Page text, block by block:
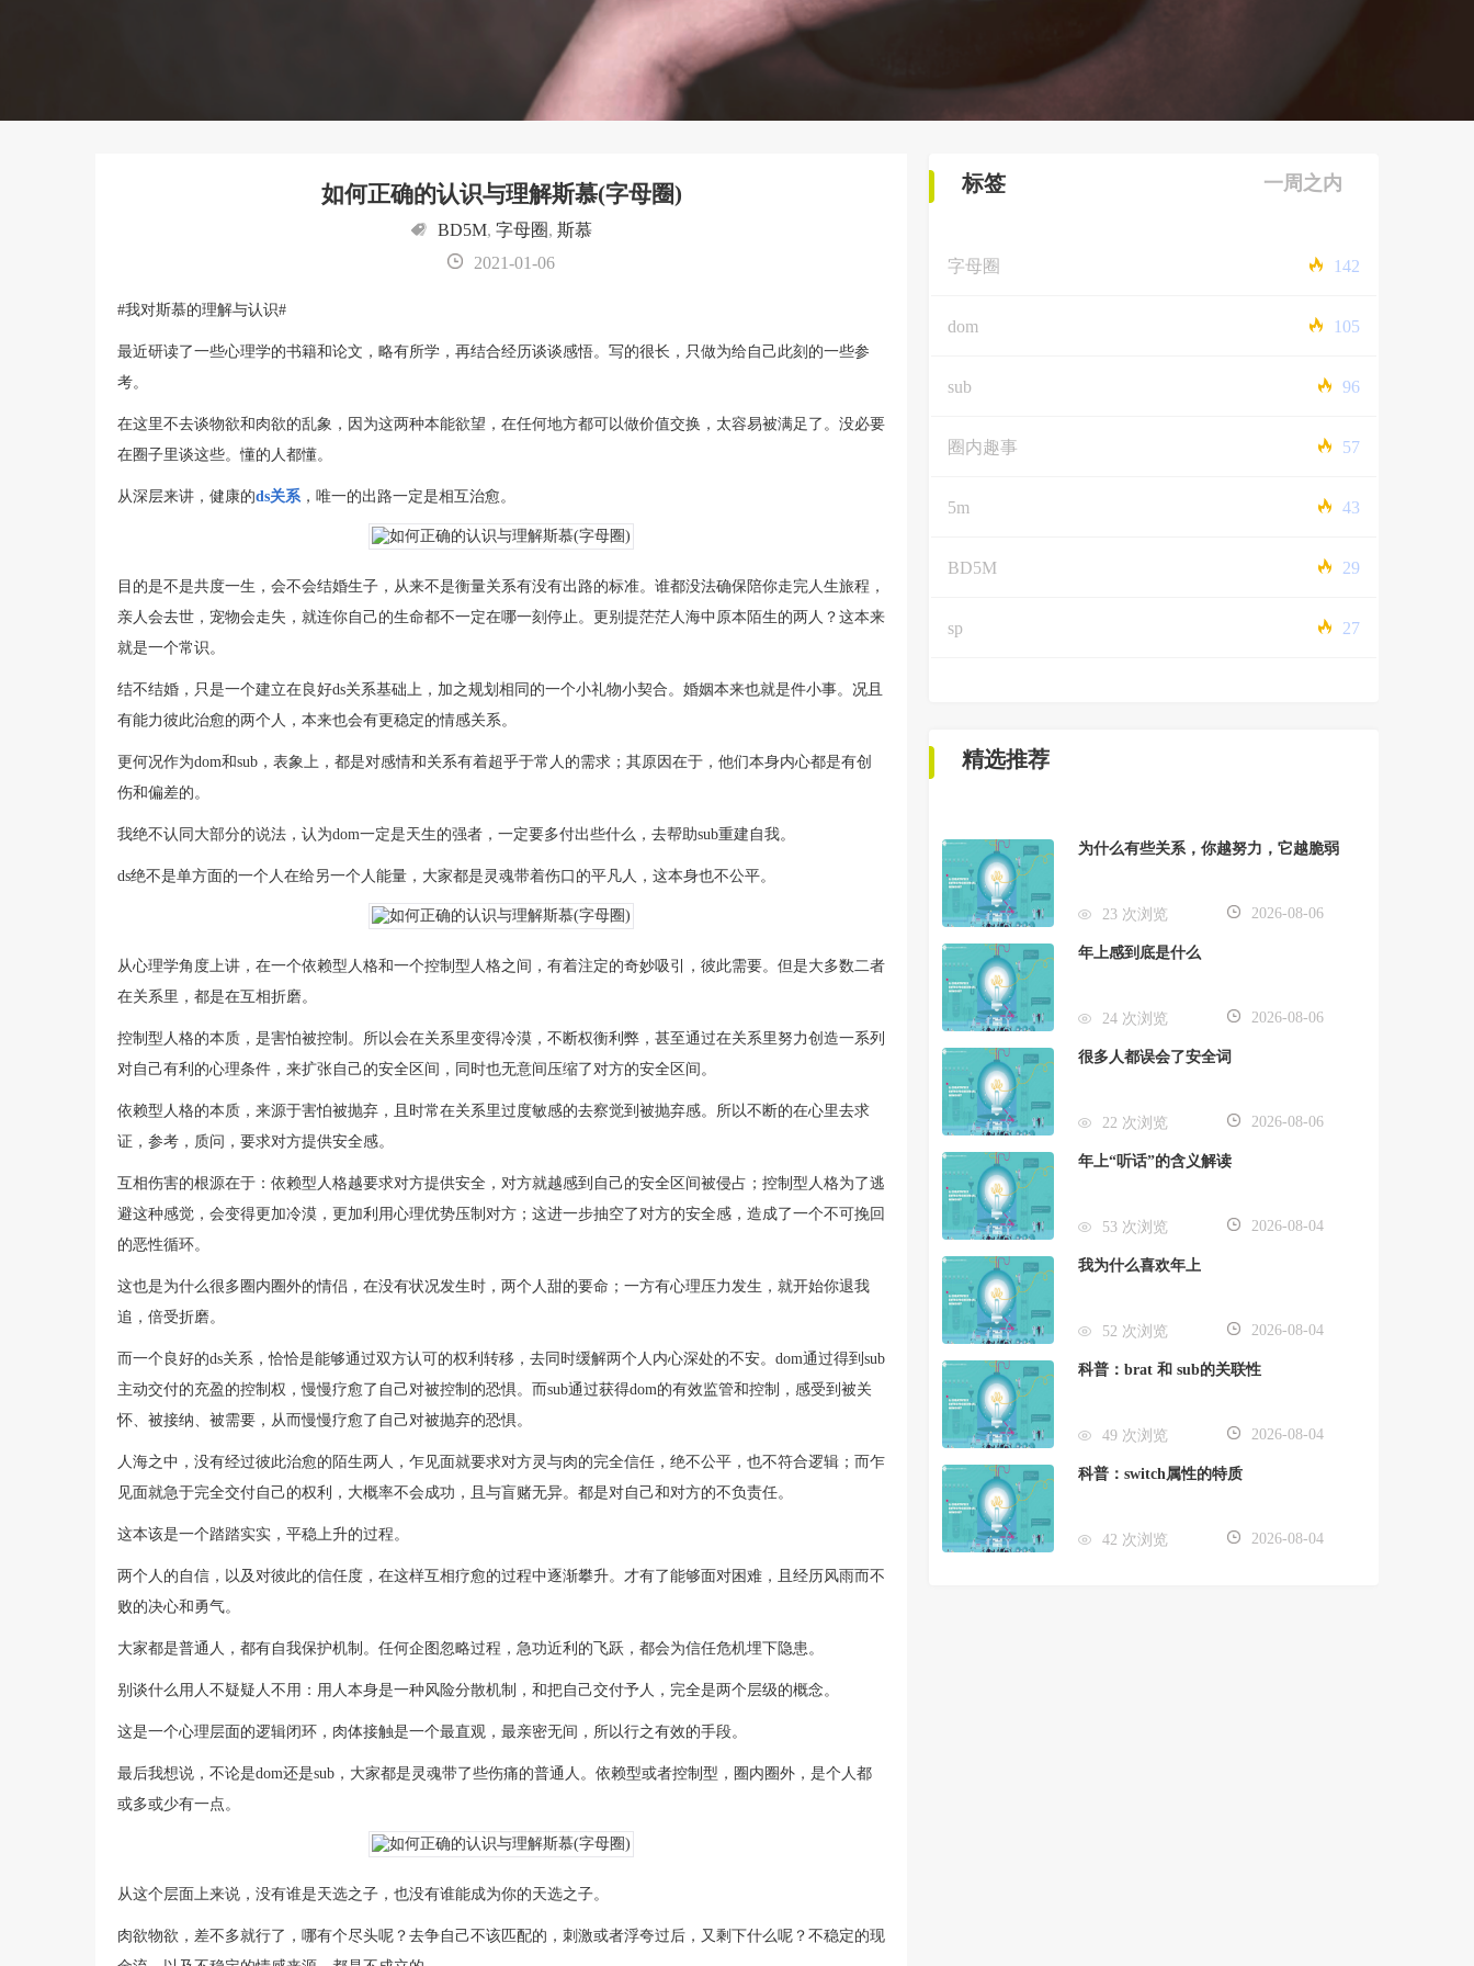
如何正确的认识与理解斯慕(字母圈)
BD5M, 字母圈, 斯慕
2021-01-06
#我对斯慕的理解与认识#
最近研读了一些心理学的书籍和论文，略有所学，再结合经历谈谈感悟。写的很长，只做为给自己此刻的一些参
考。
在这里不去谈物欲和肉欲的乱象，因为这两种本能欲望，在任何地方都可以做价值交换，太容易被满足了。没必要
在圈子里谈这些。懂的人都懂。
从深层来讲，健康的ds关系，唯一的出路一定是相互治愈。
目的是不是共度一生，会不会结婚生子，从来不是衡量关系有没有出路的标准。谁都没法确保陪你走完人生旅程，
亲人会去世，宠物会走失，就连你自己的生命都不一定在哪一刻停止。更别提茫茫人海中原本陌生的两人？这本来
就是一个常识。
结不结婚，只是一个建立在良好ds关系基础上，加之规划相同的一个小礼物小契合。婚姻本来也就是件小事。况且
有能力彼此治愈的两个人，本来也会有更稳定的情感关系。
更何况作为dom和sub，表象上，都是对感情和关系有着超乎于常人的需求；其原因在于，他们本身内心都是有创
伤和偏差的。
我绝不认同大部分的说法，认为dom一定是天生的强者，一定要多付出些什么，去帮助sub重建自我。
ds绝不是单方面的一个人在给另一个人能量，大家都是灵魂带着伤口的平凡人，这本身也不公平。
从心理学角度上讲，在一个依赖型人格和一个控制型人格之间，有着注定的奇妙吸引，彼此需要。但是大多数二者
在关系里，都是在互相折磨。
控制型人格的本质，是害怕被控制。所以会在关系里变得冷漠，不断权衡利弊，甚至通过在关系里努力创造一系列
对自己有利的心理条件，来扩张自己的安全区间，同时也无意间压缩了对方的安全区间。
依赖型人格的本质，来源于害怕被抛弃，且时常在关系里过度敏感的去察觉到被抛弃感。所以不断的在心里去求
证，参考，质问，要求对方提供安全感。
互相伤害的根源在于：依赖型人格越要求对方提供安全，对方就越感到自己的安全区间被侵占；控制型人格为了逃
避这种感觉，会变得更加冷漠，更加利用心理优势压制对方；这进一步抽空了对方的安全感，造成了一个不可挽回
的恶性循环。
这也是为什么很多圈内圈外的情侣，在没有状况发生时，两个人甜的要命；一方有心理压力发生，就开始你退我
追，倍受折磨。
而一个良好的ds关系，恰恰是能够通过双方认可的权利转移，去同时缓解两个人内心深处的不安。dom通过得到sub
主动交付的充盈的控制权，慢慢疗愈了自己对被控制的恐惧。而sub通过获得dom的有效监管和控制，感受到被关
怀、被接纳、被需要，从而慢慢疗愈了自己对被抛弃的恐惧。
人海之中，没有经过彼此治愈的陌生两人，乍见面就要求对方灵与肉的完全信任，绝不公平，也不符合逻辑；而乍
见面就急于完全交付自己的权利，大概率不会成功，且与盲赌无异。都是对自己和对方的不负责任。
这本该是一个踏踏实实，平稳上升的过程。
两个人的自信，以及对彼此的信任度，在这样互相疗愈的过程中逐渐攀升。才有了能够面对困难，且经历风雨而不
败的决心和勇气。
大家都是普通人，都有自我保护机制。任何企图忽略过程，急功近利的飞跃，都会为信任危机埋下隐患。
别谈什么用人不疑疑人不用：用人本身是一种风险分散机制，和把自己交付予人，完全是两个层级的概念。
这是一个心理层面的逻辑闭环，肉体接触是一个最直观，最亲密无间，所以行之有效的手段。
最后我想说，不论是dom还是sub，大家都是灵魂带了些伤痛的普通人。依赖型或者控制型，圈内圈外，是个人都
或多或少有一点。
从这个层面上来说，没有谁是天选之子，也没有谁能成为你的天选之子。
肉欲物欲，差不多就行了，哪有个尽头呢？去争自己不该匹配的，刺激或者浮夸过后，又剩下什么呢？不稳定的现
标签 一周之内
字母圈 142
dom 105
sub 96
圈内趣事 57
5m 43
BD5M 29
sp 27
精选推荐
为什么有些关系，你越努力，它越脆弱
23 次浏览 2026-08-06
年上感到底是什么
24 次浏览 2026-08-06
很多人都误会了安全词
22 次浏览 2026-08-06
年上“听话”的含义解读
53 次浏览 2026-08-04
我为什么喜欢年上
52 次浏览 2026-08-04
科普：brat 和 sub的关联性
49 次浏览 2026-08-04
科普：switch属性的特质
42 次浏览 2026-08-04